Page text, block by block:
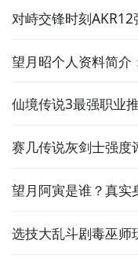
对峙交锋时刻
望月昭个人资料简介
仙境传说3最强职业
赛几传说灰剑士强度
望月阿寅是谁？真实
选技大乱斗剧毒巫师